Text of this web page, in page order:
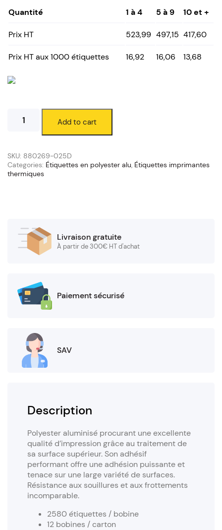
Quantité 1 à 4 5 à 9 10 et +
Prix HT 523,99 497,15 417,60
Prix HT aux 1000 étiquettes 16,92 16,06 13,68
polyester
x
25
mm
Add to cart
SKU: 880269-025D
Categories: Étiquettes en polyester alu, Étiquettes imprimantes
thermiques
Livraison gratuite
À partir de 300€ HT d'achat
Paiement sécurisé
SAV
Description
Polyester aluminisé procurant une excellente
qualité d’impression grâce au traitement de
sa surface supérieur. Son adhésif
performant offre une adhésion puissante et
tenace sur une large variété de surfaces.
Résistance aux souillures et aux frottements
incomparable.
2580 étiquettes / bobine
12 bobines / carton